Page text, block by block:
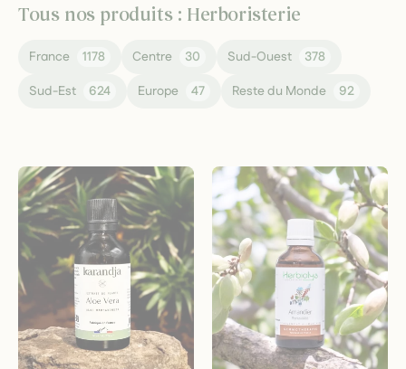
Tous nos produits : Herboristerie
France 1178 Centre 30 Sud-Ouest
378
Sud-Est
624 Europe 47 Reste du Monde 92